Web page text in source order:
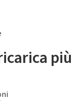
più